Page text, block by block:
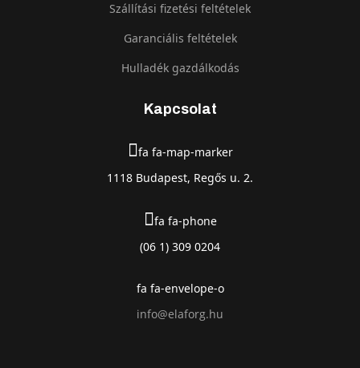
Szállítási fizetési feltételek
Garanciális feltételek
Hulladék gazdálkodás
Kapcsolat
fa fa-map-marker
1118 Budapest, Regős u. 2.
fa fa-phone
(06 1) 309 0204
fa fa-envelope-o
info@elaforg.hu